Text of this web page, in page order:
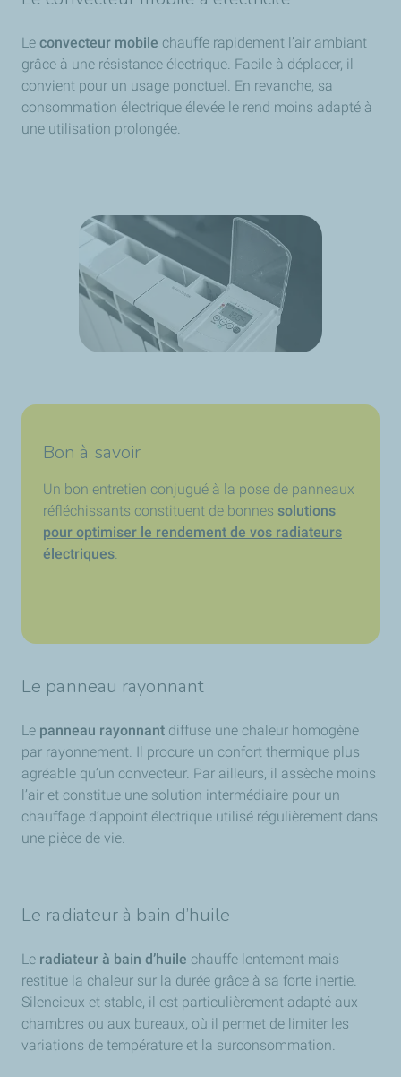
Le convecteur mobile chauffe rapidement l’air ambiant
grâce à une résistance électrique. Facile à déplacer, il
convient pour un usage ponctuel. En revanche, sa
consommation électrique élevée le rend moins adapté à
une utilisation prolongée.
Bon à savoir
Un bon entretien conjugué à la pose de panneaux
réfléchissants constituent de bonnes solutions
pour optimiser le rendement de vos radiateurs
électriques.
Le panneau rayonnant
Le panneau rayonnant diffuse une chaleur homogène
par rayonnement. Il procure un confort thermique plus
agréable qu’un convecteur. Par ailleurs, il assèche moins
l’air et constitue une solution intermédiaire pour un
chauffage d’appoint électrique utilisé régulièrement dans
une pièce de vie.
Le radiateur à bain d’huile
Le radiateur à bain d’huile chauffe lentement mais
restitue la chaleur sur la durée grâce à sa forte inertie.
Silencieux et stable, il est particulièrement adapté aux
chambres ou aux bureaux, où il permet de limiter les
variations de température et la surconsommation.